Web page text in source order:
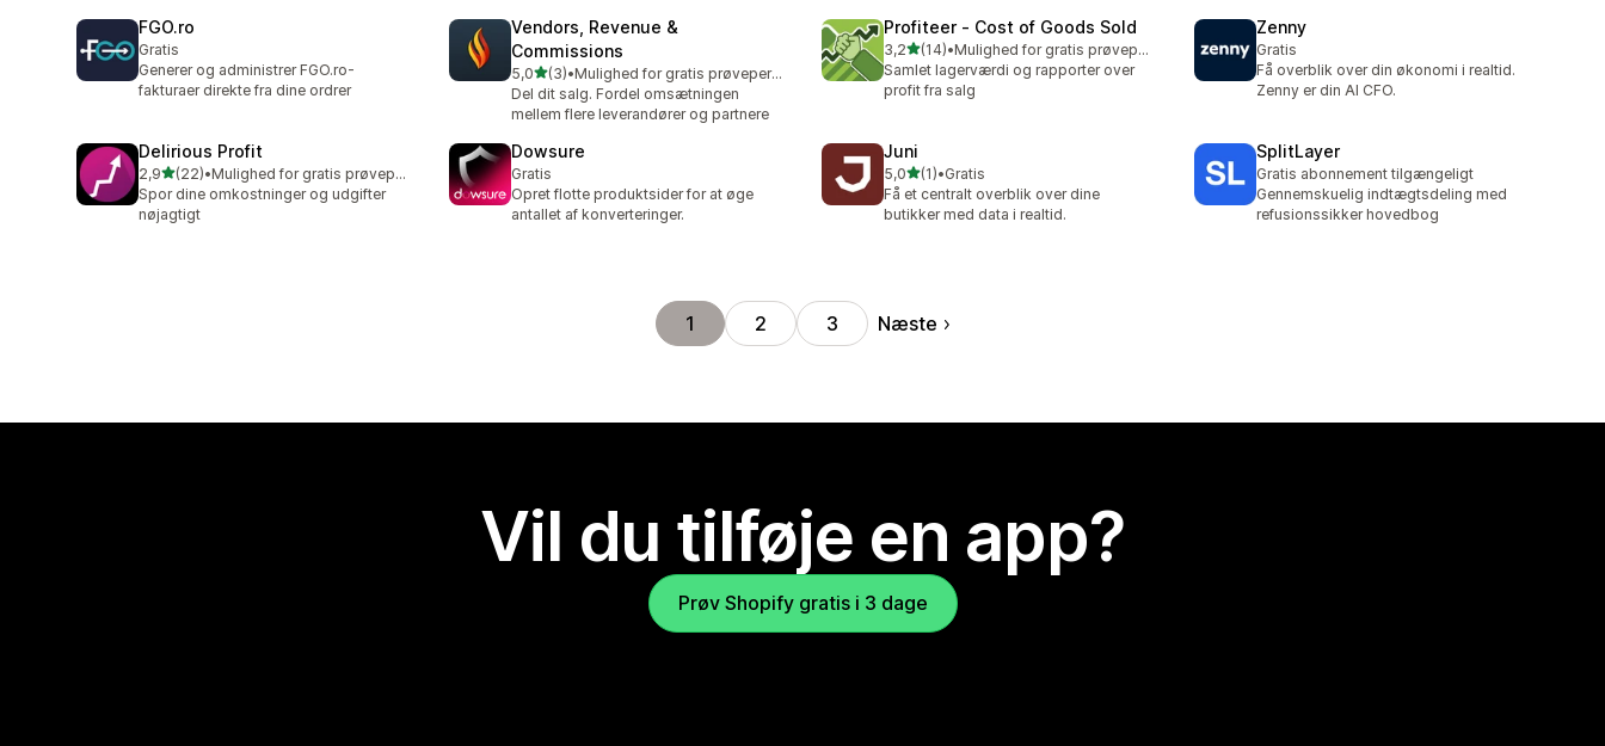
FGO.ro
Gratis
Generer og administrer FGO.ro-
fakturaer direkte fra dine ordrer
Vendors, Revenue &
Commissions
5,0ud af 5 stjerner
(3)
3 anmeldelser i alt
•
Mulighed for gratis prøveperiode
Del dit salg. Fordel omsætningen
mellem flere leverandører og partnere
Profiteer ‑ Cost of Goods Sold
3,2ud af 5 stjerner
(14)
14 anmeldelser i alt
•
Mulighed for gratis prøveperiode
Samlet lagerværdi og rapporter over
profit fra salg
Zenny
Gratis
Få overblik over din økonomi i realtid.
Zenny er din AI CFO.
Delirious Profit
2,9ud af 5 stjerner
(22)
22 anmeldelser i alt
•
Mulighed for gratis prøveperiode
Spor dine omkostninger og udgifter
nøjagtigt
Dowsure
Gratis
Opret flotte produktsider for at øge
antallet af konverteringer.
Juni
5,0ud af 5 stjerner
(1)
1 anmeldelser i alt
•Gratis
Få et centralt overblik over dine
butikker med data i realtid.
SplitLayer
Gratis abonnement tilgængeligt
Gennemskuelig indtægtsdeling med
refusionssikker hovedbog
1 2 3 Næste
Vil du tilføje en app?
Prøv Shopify gratis i 3 dage